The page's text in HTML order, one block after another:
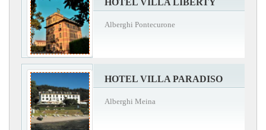
Alberghi Pontecurone
HOTEL VILLA PARADISO
Alberghi Meina